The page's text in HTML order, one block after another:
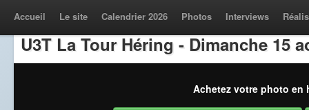
Accueil Le site Calendrier 2026 Photos Interviews
U3T La Tour Héring - Dimanche 15
Achetez votre photo en